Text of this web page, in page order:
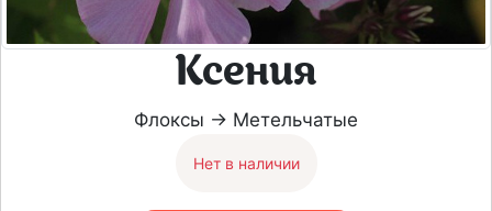
Ксения
Флоксы → Метельчатые
Нет в наличии